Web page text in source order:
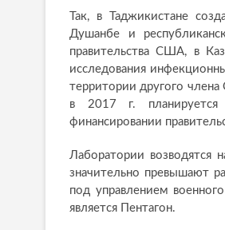
Так, в Таджикистане
Душанбе и
правительства США, в
исследования
территории другого
в 2017 г. планируется
финансировании
Лаборатории
значительно превышают
под управлением
является Пентагон.